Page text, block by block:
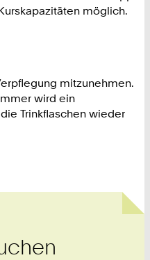
möglich.
mitzunehmen.
wird ein
Trinkflaschen wieder